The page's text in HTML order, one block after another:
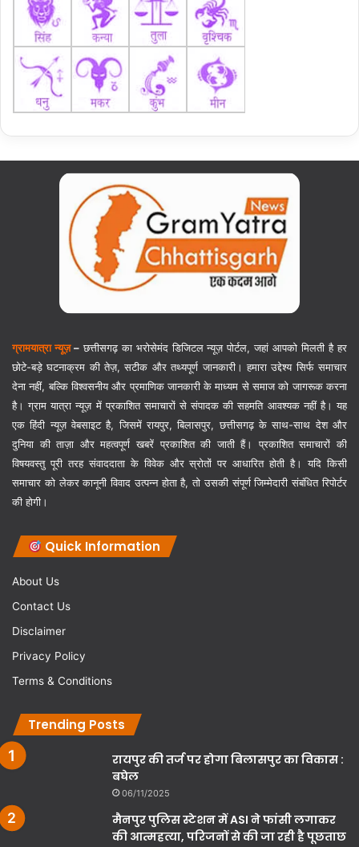
ग्रामयात्रा न्यूज़–छत्तीसगढ़ का भरोसेमंद डिजिटल न्यूज़ पोर्टल, जहां आपको मिलती है हर
छोटे-बड़े घटनाक्रम की तेज़, सटीक और तथ्यपूर्ण जानकारी। हमारा उद्देश्य सिर्फ समाचार
देना नहीं, बल्कि विश्वसनीय और प्रमाणिक जानकारी के माध्यम से समाज को जागरूक करना
है। ग्राम यात्रा न्यूज़ में प्रकाशित समाचारों से संपादक की सहमति आवश्यक नहीं है। यह
एक हिंदी न्यूज़ वेबसाइट है, जिसमें रायपुर, बिलासपुर, छत्तीसगढ़ के साथ-साथ देश और
दुनिया की ताज़ा और महत्वपूर्ण खबरें प्रकाशित की जाती हैं। प्रकाशित समाचारों की
विषयवस्तु पूरी तरह संवाददाता के विवेक और स्रोतों पर आधारित होती है। यदि किसी
समाचार को लेकर कानूनी विवाद उत्पन्न होता है, तो उसकी संपूर्ण जिम्मेदारी संबंधित रिपोर्टर
की होगी।
Quick Information
About Us
Contact Us
Disclaimer
Privacy Policy
Terms & Conditions
Trending Posts
रायपुर की तर्ज पर होगा बिलासपुर का विकास :
बघेल
06/11/2025
मैनपुर पुलिस स्टेशन में ASI ने फांसी लगाकर
की आत्महत्या, परिजनों से की जा रही है पूछताछ